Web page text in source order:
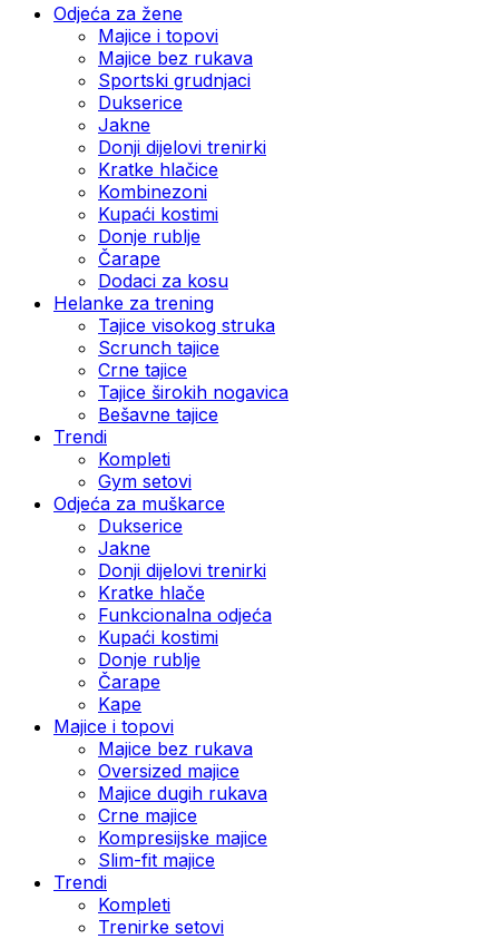
Odjeća za žene
Majice i topovi
Majice bez rukava
Sportski grudnjaci
Dukserice
Jakne
Donji dijelovi trenirki
Kratke hlačice
Kombinezoni
Kupaći kostimi
Donje rublje
Čarape
Dodaci za kosu
Helanke za trening
Tajice visokog struka
Scrunch tajice
Crne tajice
Tajice širokih nogavica
Bešavne tajice
Trendi
Kompleti
Gym setovi
Odjeća za muškarce
Dukserice
Jakne
Donji dijelovi trenirki
Kratke hlače
Funkcionalna odjeća
Kupaći kostimi
Donje rublje
Čarape
Kape
Majice i topovi
Majice bez rukava
Oversized majice
Majice dugih rukava
Crne majice
Kompresijske majice
Slim-fit majice
Trendi
Kompleti
Trenirke setovi